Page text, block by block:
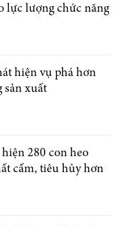
lực lượng chức năng
hiện vụ phá hơn
sản xuất
280 con heo
cấm, tiêu hủy hơn